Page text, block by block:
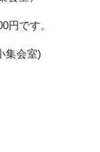
円です。
集会室)